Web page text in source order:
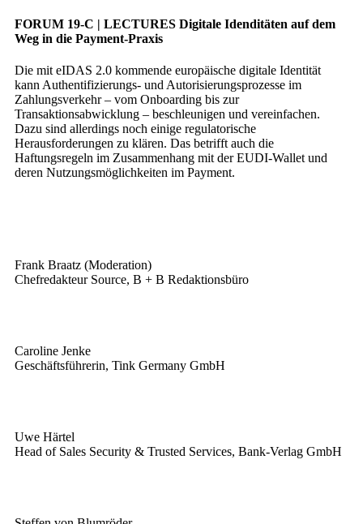
FORUM 19-C | LECTURES Digitale Idenditäten auf dem
Weg in die Payment-Praxis
Die mit eIDAS 2.0 kommende europäische digitale Identität
kann Authentifizierungs- und Autorisierungsprozesse im
Zahlungsverkehr – vom Onboarding bis zur
Transaktionsabwicklung – beschleunigen und vereinfachen.
Dazu sind allerdings noch einige regulatorische
Herausforderungen zu klären. Das betrifft auch die
Haftungsregeln im Zusammenhang mit der EUDI-Wallet und
deren Nutzungsmöglichkeiten im Payment.
Frank Braatz (Moderation)
Chefredakteur Source, B + B Redaktionsbüro
Caroline Jenke
Geschäftsführerin, Tink Germany GmbH
Uwe Härtel
Head of Sales Security & Trusted Services, Bank-Verlag GmbH